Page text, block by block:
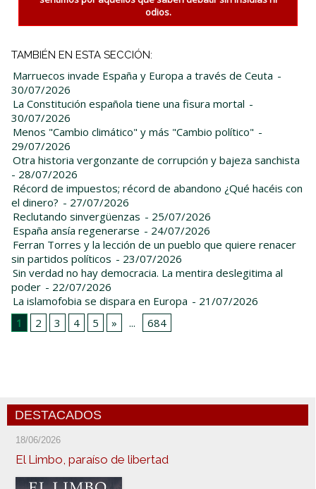
odios.
TAMBIÉN EN ESTA SECCIÓN:
Marruecos invade España y Europa a través de Ceuta -
30/07/2026
La Constitución española tiene una fisura mortal -
30/07/2026
Menos "Cambio climático" y más "Cambio político" -
29/07/2026
Otra historia vergonzante de corrupción y bajeza sanchista
- 28/07/2026
Récord de impuestos; récord de abandono ¿Qué hacéis con
el dinero? - 27/07/2026
Reclutando sinvergüenzas - 25/07/2026
España ansía regenerarse - 24/07/2026
Ferran Torres y la lección de un pueblo que quiere renacer
sin partidos políticos - 23/07/2026
Sin verdad no hay democracia. La mentira deslegitima al
poder - 22/07/2026
La islamofobia se dispara en Europa - 21/07/2026
1
2 3 4 5 » ... 684
DESTACADOS
18/06/2026
El Limbo, paraíso de libertad